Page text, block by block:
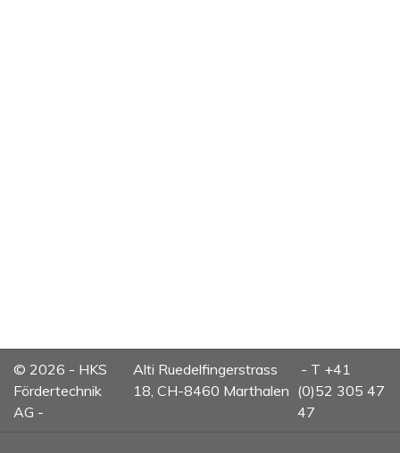
© 2026 - HKS
Fördertechnik
AG -
Alti Ruedelfingerstrass
18, CH-8460 Marthalen
- T +41
(0)52 305 47
47